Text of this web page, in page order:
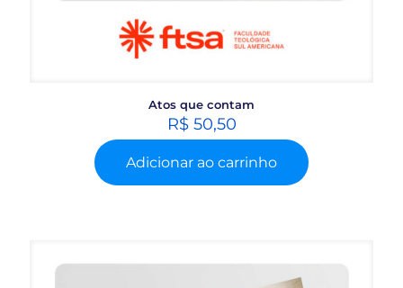
Atos que contam
R$50,50
Adicionar ao carrinho